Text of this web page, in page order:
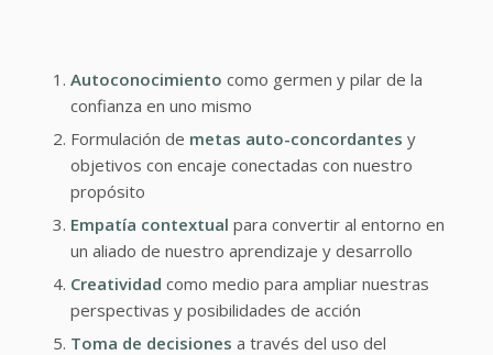
Autoconocimiento como germen y pilar de la
confianza en uno mismo
Formulación de metas auto-concordantes y
objetivos con encaje conectadas con nuestro
propósito
Empatía contextual para convertir al entorno en
un aliado de nuestro aprendizaje y desarrollo
Creatividad como medio para ampliar nuestras
perspectivas y posibilidades de acción
Toma de decisiones a través del uso del